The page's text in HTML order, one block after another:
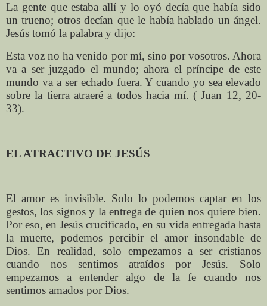
La gente que estaba allí y lo oyó decía que había sido
un trueno; otros decían que le había hablado un ángel.
Jesús tomó la palabra y dijo:
Esta voz no ha venido por mí, sino por vosotros. Ahora
va a ser juzgado el mundo; ahora el príncipe de este
mundo va a ser echado fuera. Y cuando yo sea elevado
sobre la tierra atraeré a todos hacia mí. ( Juan 12, 20-
33).
EL ATRACTIVO DE JESÚS
El amor es invisible. Solo lo podemos captar en los
gestos, los signos y la entrega de quien nos quiere bien.
Por eso, en Jesús crucificado, en su vida entregada hasta
la muerte, podemos percibir el amor insondable de
Dios. En realidad, solo empezamos a ser cristianos
cuando nos sentimos atraídos por Jesús. Solo
empezamos a entender algo de la fe cuando nos
sentimos amados por Dios.